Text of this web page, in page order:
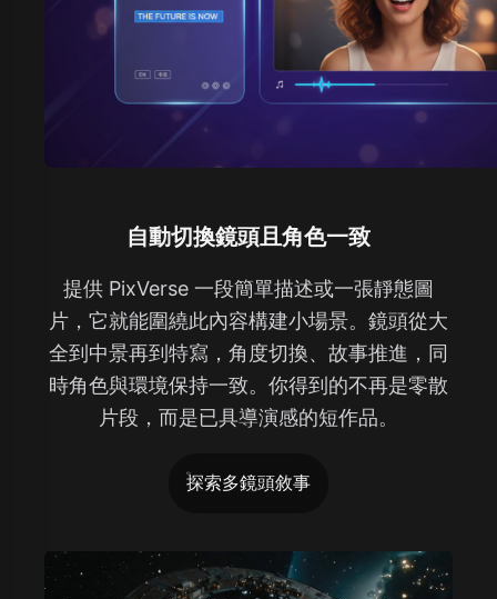
自動切換鏡頭且角色一致
提供 PixVerse 一段簡單描述或一張靜態圖
片，它就能圍繞此內容構建小場景。鏡頭從大
全到中景再到特寫，角度切換、故事推進，同
時角色與環境保持一致。你得到的不再是零散
片段，而是已具導演感的短作品。
探索多鏡頭敘事